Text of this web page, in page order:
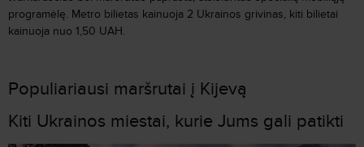
programėlę. Metro bilietas kainuoja 2 Ukrainos grivinas, kiti bilietai
kainuoja nuo 1,50 UAH.
Populiariausi maršrutai į Kijevą
Kiti Ukrainos miestai, kurie Jums gali patikti